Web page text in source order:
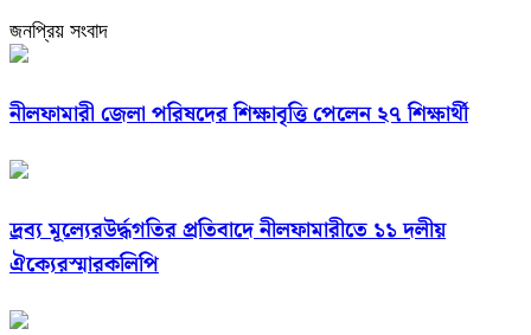
জনপ্রিয় সংবাদ
নীলফামারী জেলা পরিষদের শিক্ষাবৃত্তি পেলেন ২৭ শিক্ষার্থী
দ্রব্য মূল্যেরউর্দ্ধগতির প্রতিবাদে নীলফামারীতে ১১ দলীয়
ঐক্যেরস্মারকলিপি